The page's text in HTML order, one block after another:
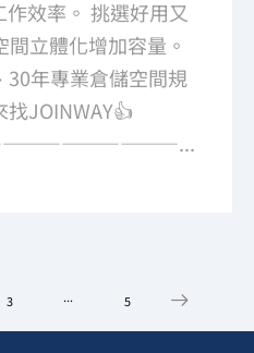
效率。 挑選好用又
立體化增加容量。
30年專業倉儲空間規
JOINWAY👍
3 ... 5